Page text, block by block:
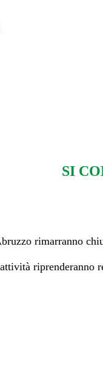
SI
rimarranno
riprenderanno